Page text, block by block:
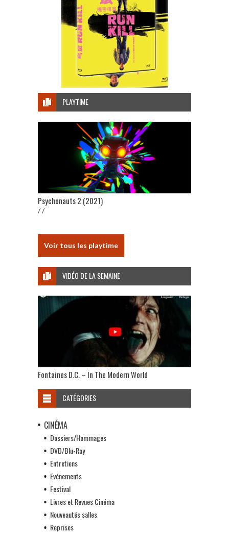
PLAYTIME
Psychonauts 2 (2021)
/ /
Voir tous les playtime
VIDÉO DE LA SEMAINE
Fontaines D.C. – In The Modern World
CATÉGORIES
CINÉMA
Dossiers/Hommages
DVD/Blu-Ray
Entretiens
Evénements
Festival
Livres et Revues Cinéma
Nouveautés salles
Reprises